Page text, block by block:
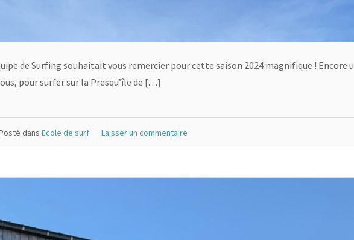
de Surfing souhaitait vous remercier pour cette saison 2024 magnifique ! Encore
pour surfer sur la Presqu’île de […]
dans Ecole de surf Laisser un commentaire